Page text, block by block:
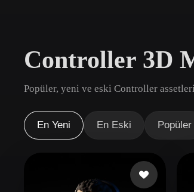
NFT Creation
Metaverse
Eklentiler
Blender Unity
Controller 3D
Popüler, yeni ve eski Controller
En Yeni En Eski Popüler